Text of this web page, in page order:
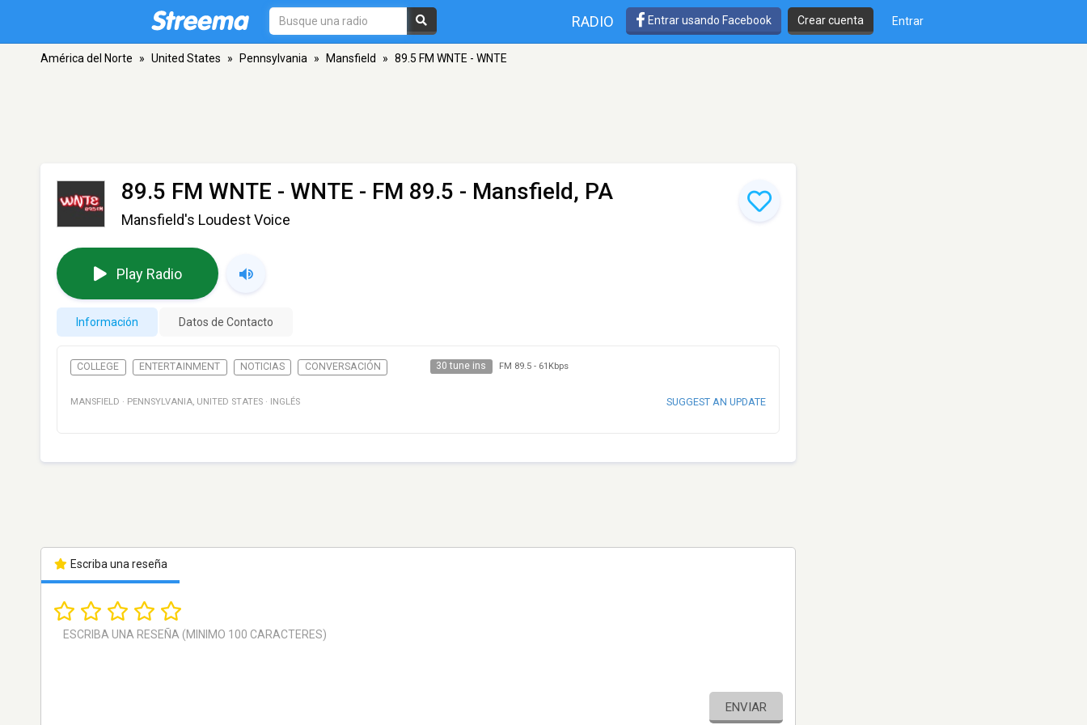
RADIO Entrar usando Facebook Crear cuenta Entrar
América del Norte » United States » Pennsylvania » Mansfield » 89.5 FM WNTE - WNTE
89.5 FM WNTE - WNTE - FM 89.5 - Mansfield, PA
Mansfield's Loudest Voice
Play Radio
Información Datos de Contacto
COLLEGE ENTERTAINMENT NOTICIAS CONVERSACIÓN 30 tune ins FM 89.5- 61Kbps
MANSFIELD · PENNSYLVANIA, UNITED STATES · INGLÉS SUGGEST AN UPDATE
Escriba una reseña
ENVIAR